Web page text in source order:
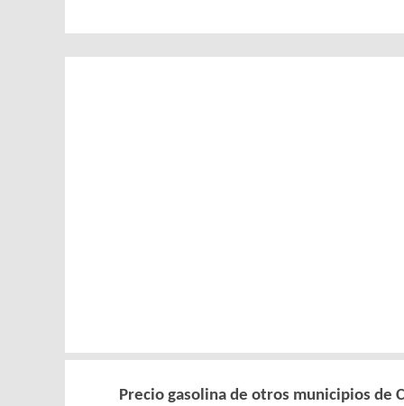
Precio gasolina de otros municipios de